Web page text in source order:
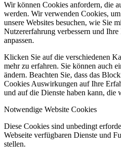
Wir können Cookies anfordern, die
werden. Wir verwenden Cookies,
unsere Websites besuchen, wie Sie
Nutzererfahrung verbessern und
anpassen.
Klicken Sie auf die verschiedenen
mehr zu erfahren. Sie können auch
ändern. Beachten Sie, dass das
Cookies Auswirkungen auf Ihre
und auf die Dienste haben kann, die
Notwendige Website Cookies
Diese Cookies sind unbedingt
Webseite verfügbaren Dienste und
stellen.